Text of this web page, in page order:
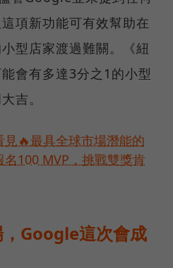
項新功能可有效幫助在
型店家渡過難關。《紐
會有多達3分之1的小型
吉。
🔥最具全球市場潛能的
100 MVP，挑戰雙獎肯
Google這次會成